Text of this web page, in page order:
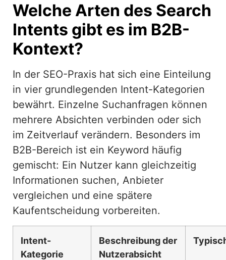
Welche Arten des Search
Intents gibt es im B2B-
Kontext?
In der SEO-Praxis hat sich eine Einteilung
in vier grundlegenden Intent-Kategorien
bewährt. Einzelne Suchanfragen können
mehrere Absichten verbinden oder sich
im Zeitverlauf verändern. Besonders im
B2B-Bereich ist ein Keyword häufig
gemischt: Ein Nutzer kann gleichzeitig
Informationen suchen, Anbieter
vergleichen und eine spätere
Kaufentscheidung vorbereiten.
Intent-
Kategorie
Beschreibung der
Nutzerabsicht